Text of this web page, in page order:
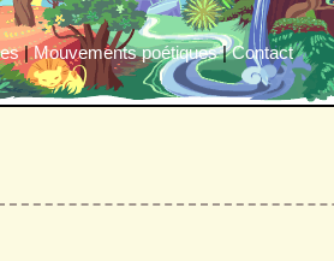
|Mouvements poétiques|Contact